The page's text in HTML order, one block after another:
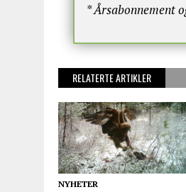
* Årsabonnement
RELATERTE ARTIKLER
NYHETER